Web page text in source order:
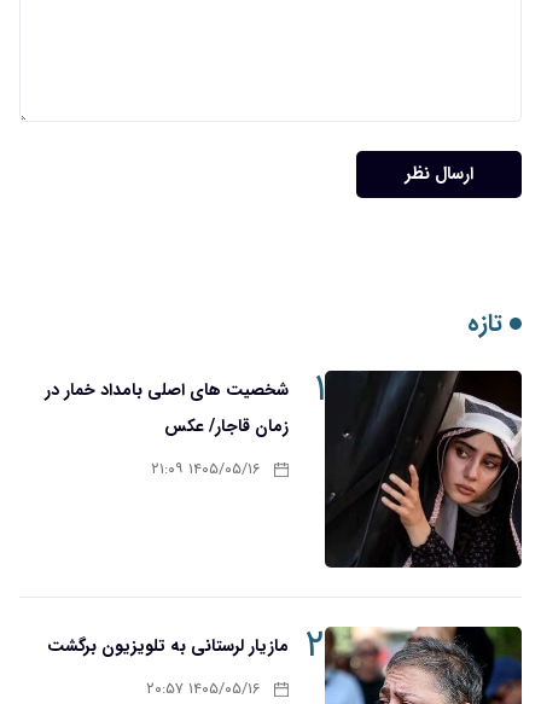
ارسال نظر
تازه
۱
شخصیت های اصلی بامداد خمار در
زمان قاجار/ عکس
۱۴۰۵/۰۵/۱۶ ۲۱:۰۹
۲ مازیار لرستانی به تلویزیون برگشت
۱۴۰۵/۰۵/۱۶ ۲۰:۵۷